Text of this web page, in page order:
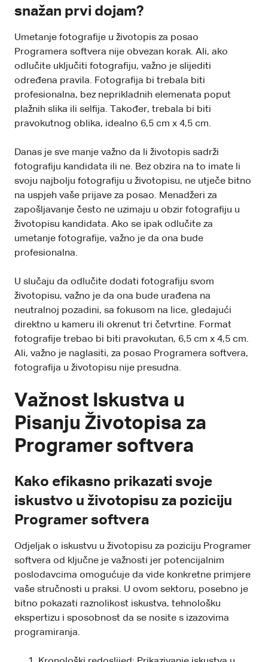
snažan prvi dojam?
Umetanje fotografije u životopis za posao
Programera softvera nije obvezan korak. Ali, ako
odlučite uključiti fotografiju, važno je slijediti
određena pravila. Fotografija bi trebala biti
profesionalna, bez neprikladnih elemenata poput
plažnih slika ili selfija. Također, trebala bi biti
pravokutnog oblika, idealno 6,5 cm x 4,5 cm.
Danas je sve manje važno da li životopis sadrži
fotografiju kandidata ili ne. Bez obzira na to imate li
svoju najbolju fotografiju u životopisu, ne utječe bitno
na uspjeh vaše prijave za posao. Menadžeri za
zapošljavanje često ne uzimaju u obzir fotografiju u
životopisu kandidata. Ako se ipak odlučite za
umetanje fotografije, važno je da ona bude
profesionalna.
U slučaju da odlučite dodati fotografiju svom
životopisu, važno je da ona bude urađena na
neutralnoj pozadini, sa fokusom na lice, gledajući
direktno u kameru ili okrenut tri četvrtine. Format
fotografije trebao bi biti pravokutan, 6,5 cm x 4,5 cm.
Ali, važno je naglasiti, za posao Programera softvera,
fotografija u životopisu nije presudna.
Važnost Iskustva u
Pisanju Životopisa za
Programer softvera
Kako efikasno prikazati svoje
iskustvo u životopisu za poziciju
Programer softvera
Odjeljak o iskustvu u životopisu za poziciju Programer
softvera od ključne je važnosti jer potencijalnim
poslodavcima omogućuje da vide konkretne primjere
vaše stručnosti u praksi. U ovom sektoru, posebno je
bitno pokazati raznolikost iskustva, tehnološku
ekspertizu i sposobnost da se nosite s izazovima
programiranja.